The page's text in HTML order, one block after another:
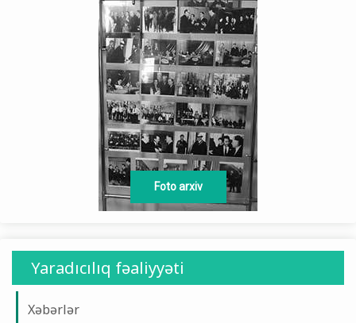
Foto arxiv
Yaradıcılıq fəaliyyəti
Xəbərlər